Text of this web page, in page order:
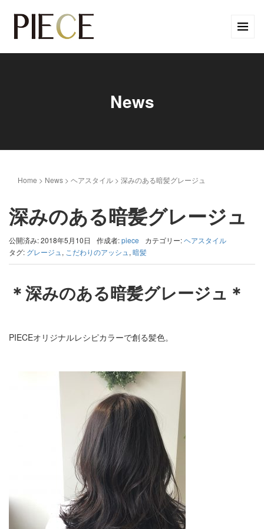
News
Home > News > ヘアスタイル > 深みのある暗髪グレージュ
深みのある暗髪グレージュ
公開済み: 2018年5月10日 作成者:piece カテゴリー:ヘアスタイル
タグ: グレージュ , こだわりのアッシュ , 暗髪
＊深みのある暗髪グレージュ＊
PIECEオリジナルレシピカラーで創る髪色。